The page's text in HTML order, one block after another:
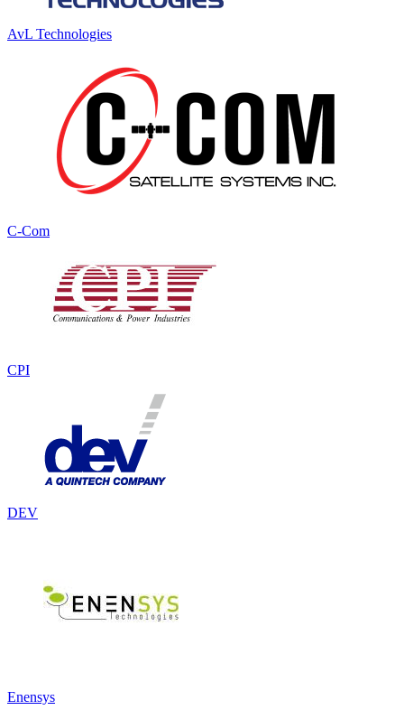
AvL Technologies
C-Com
CPI
DEV
Enensys